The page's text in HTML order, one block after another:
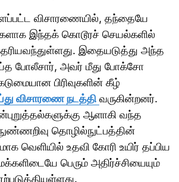
விசாரணையில், தந்தையே
இந்தக் கொடூரச் செயல்களில்
இதையடுத்து அந்த
போலீசார், அவர் மீது போக்சோ
பிரிவுகளின் கீழ்
விசாரணை நடத்தி வருகின்றனர்.
ஆளாகி வந்த
தொழில்நுட்பத்தின்
வெளியில் உதவி கோரி உயிர் தப்பிய
பெரும் அதிர்ச்சியையும்